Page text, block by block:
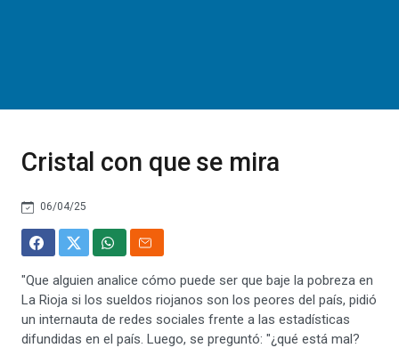
Cristal con que se mira
06/04/25
"Que alguien analice cómo puede ser que baje la pobreza en
La Rioja si los sueldos riojanos son los peores del país, pidió
un internauta de redes sociales frente a las estadísticas
difundidas en el país. Luego, se preguntó: "¿qué está mal?